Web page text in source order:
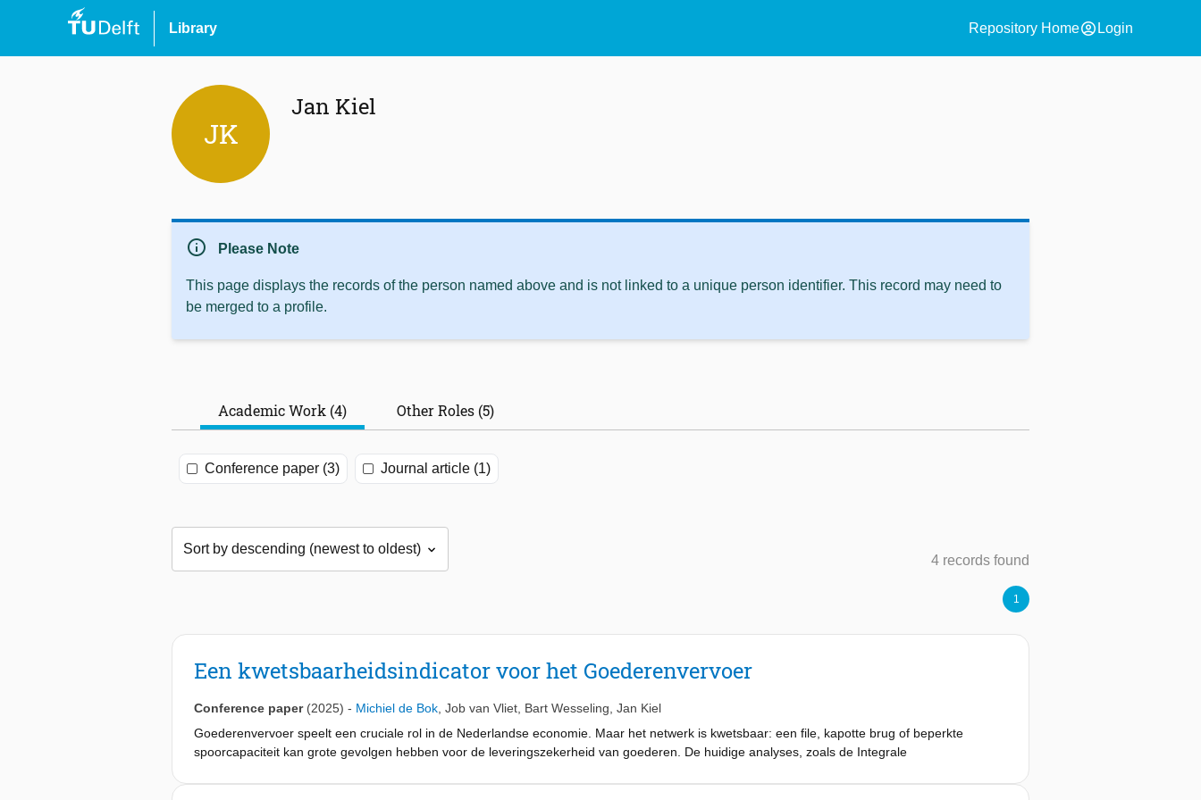
Library Repository Homeaccount_circle Login
JK
Jan Kiel
info Please Note
This page displays the records of the person named above and is not linked to a unique person identifier. This record may need to
be merged to a profile.
Academic Work (4) Other Roles (5)
Conference paper (3) Journal article (1)
4 records found
1
Een kwetsbaarheidsindicator voor het Goederenvervoer
Conference paper (2025) - Michiel de Bok Job van Vliet Bart Wesseling Jan Kiel
Goederenvervoer speelt een cruciale rol in de Nederlandse economie. Maar het netwerk is kwetsbaar: een file, kapotte brug of beperkte
spoorcapaciteit kan grote gevolgen hebben voor de leveringszekerheid van goederen. De huidige analyses, zoals de Integrale
doorwerken in de vervoersketen.